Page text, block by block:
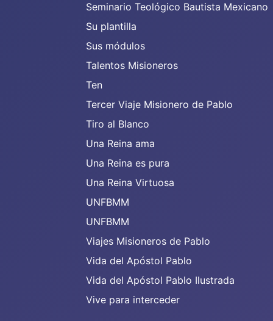
Seminario Teológico Bautista Mexicano
Su plantilla
Sus módulos
Talentos Misioneros
Ten
Tercer Viaje Misionero de Pablo
Tiro al Blanco
Una Reina ama
Una Reina es pura
Una Reina Virtuosa
UNFBMM
UNFBMM
Viajes Misioneros de Pablo
Vida del Apóstol Pablo
Vida del Apóstol Pablo Ilustrada
Vive para interceder